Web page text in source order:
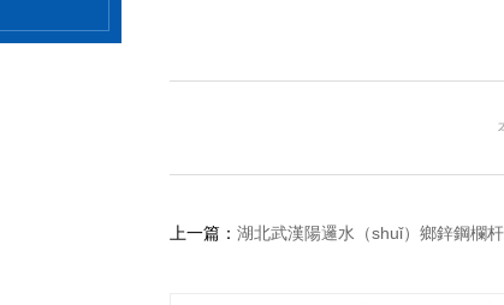
上一篇： 湖北武漢陽邏水（shuǐ）鄉鋅鋼欄